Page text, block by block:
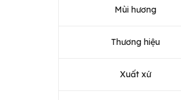
Mùi hương
Thương hiệu
Xuất xứ